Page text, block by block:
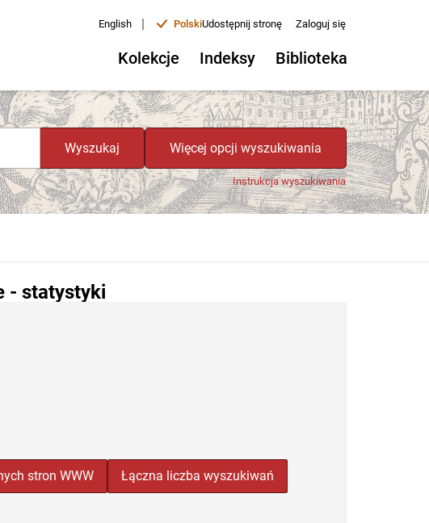
English | PolskiUdostępnij stronę Zaloguj się
Kolekcje Indeksy Biblioteka
Wyszukaj Więcej opcji wyszukiwania
Instrukcja wyszukiwania
- statystyki
stron WWW Łączna liczba wyszukiwań